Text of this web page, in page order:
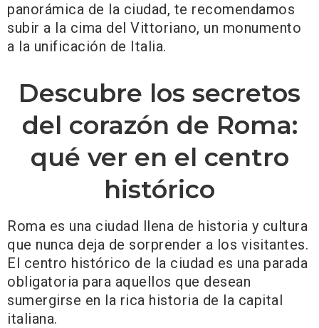
panorámica de la ciudad, te recomendamos
subir a la cima del Vittoriano, un monumento
a la unificación de Italia.
Descubre los secretos
del corazón de Roma:
qué ver en el centro
histórico
Roma es una ciudad llena de historia y cultura
que nunca deja de sorprender a los visitantes.
El centro histórico de la ciudad es una parada
obligatoria para aquellos que desean
sumergirse en la rica historia de la capital
italiana.